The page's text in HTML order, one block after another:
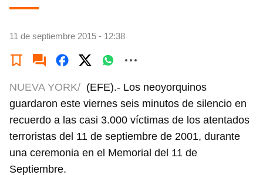
11 de septiembre 2015 - 12:38
NUEVA YORK/ (EFE).- Los neoyorquinos
guardaron este viernes seis minutos de silencio en
recuerdo a las casi 3.000 víctimas de los atentados
terroristas del 11 de septiembre de 2001, durante
una ceremonia en el Memorial del 11 de
Septiembre.